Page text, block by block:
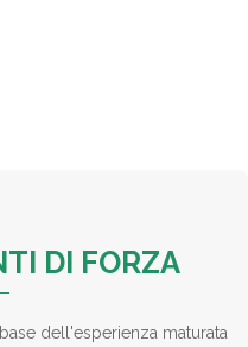
DI FORZA
dell'esperienza maturata